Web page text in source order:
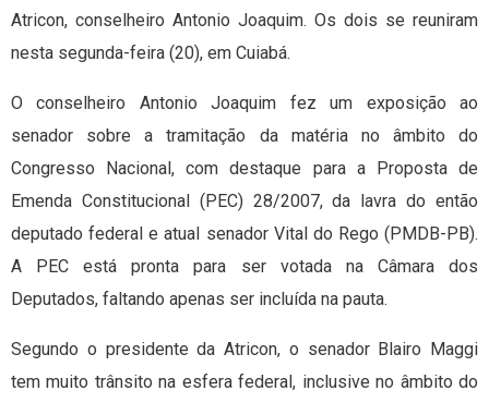
Atricon, conselheiro Antonio Joaquim. Os dois se reuniram
nesta segunda-feira (20), em Cuiabá.
O conselheiro Antonio Joaquim fez um exposição ao
senador sobre a tramitação da matéria no âmbito do
Congresso Nacional, com destaque para a Proposta de
Emenda Constitucional (PEC) 28/2007, da lavra do então
deputado federal e atual senador Vital do Rego (PMDB-PB).
A PEC está pronta para ser votada na Câmara dos
Deputados, faltando apenas ser incluída na pauta.
Segundo o presidente da Atricon, o senador Blairo Maggi
tem muito trânsito na esfera federal, inclusive no âmbito do